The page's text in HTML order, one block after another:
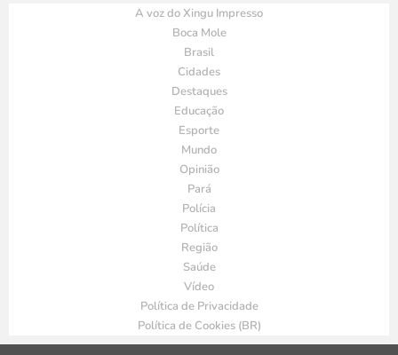
A voz do Xingu Impresso
Boca Mole
Brasil
Cidades
Destaques
Educação
Esporte
Mundo
Opinião
Pará
Polícia
Política
Região
Saúde
Vídeo
Política de Privacidade
Política de Cookies (BR)